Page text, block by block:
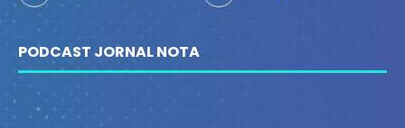
PODCAST JORNAL NOTA